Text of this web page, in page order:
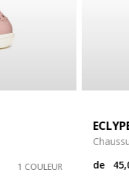
1 COULEUR
de